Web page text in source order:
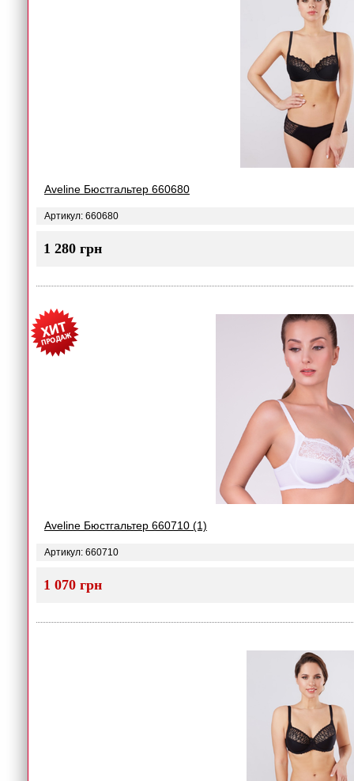
Aveline Бюстгальтер 660680
Артикул: 660680
1 280 грн
Aveline Бюстгальтер 660710 (1)
Артикул: 660710
1 070 грн